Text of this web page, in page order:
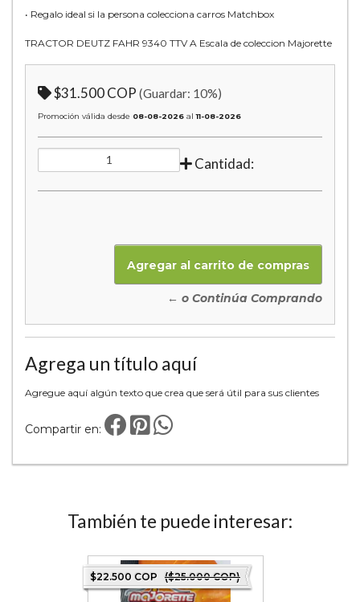
• Regalo ideal si la persona colecciona carros Matchbox
TRACTOR DEUTZ FAHR 9340 TTV A Escala de coleccion Majorette
$31.500 COP (Guardar: 10%)
Promoción válida desde 08-08-2026 al11-08-2026
Cantidad:
← o Continúa Comprando
Agrega un título aquí
Agregue aquí algún texto que crea que será útil para sus clientes
Compartir en:
También te puede interesar:
$22.500 COP ($25.000 COP)